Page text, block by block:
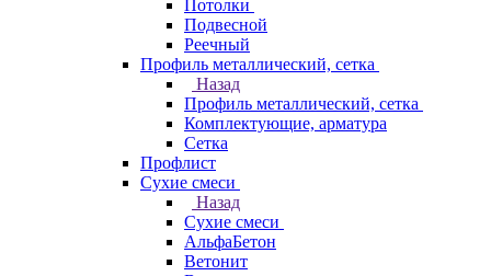
Потолки
Подвесной
Реечный
Профиль металлический, сетка
Назад
Профиль металлический, сетка
Комплектующие, арматура
Сетка
Профлист
Сухие смеси
Назад
Сухие смеси
АльфаБетон
Ветонит